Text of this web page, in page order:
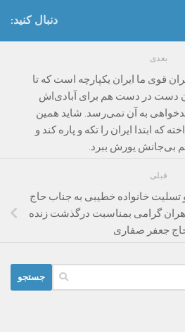
دنبال کنید:
بعدی
قوی ما ایران یکپارچه است که تا
دست در دست هم برای آبادی‌اش
به آن نمی‌رسد. شاید همین
که ابتدا ایران را تکه و پاره کند و
بی‌جانش یورش ببرد.
قبلی
تسلیت خانواده خطیبی به جناب حاج
گرامی بمناسبت درگذشت زنده
حاج جعفر صفاری